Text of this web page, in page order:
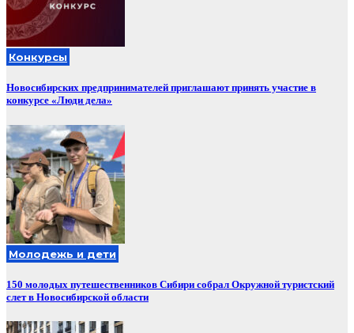
Конкурсы
Новосибирских предпринимателей приглашают принять участие в
конкурсе «Люди дела»
Молодежь и дети
150 молодых путешественников Сибири собрал Окружной туристский
слет в Новосибирской области